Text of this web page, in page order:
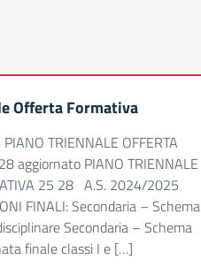
Offerta Formativa
TRIENNALE OFFERTA
aggiornato PIANO TRIENNALE
25 28 A.S. 2024/2025
FINALI: Secondaria – Schema
Secondaria – Schema
finale classi I e […]